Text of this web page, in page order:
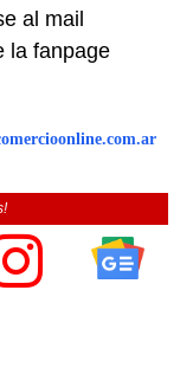
al mail
la fanpage